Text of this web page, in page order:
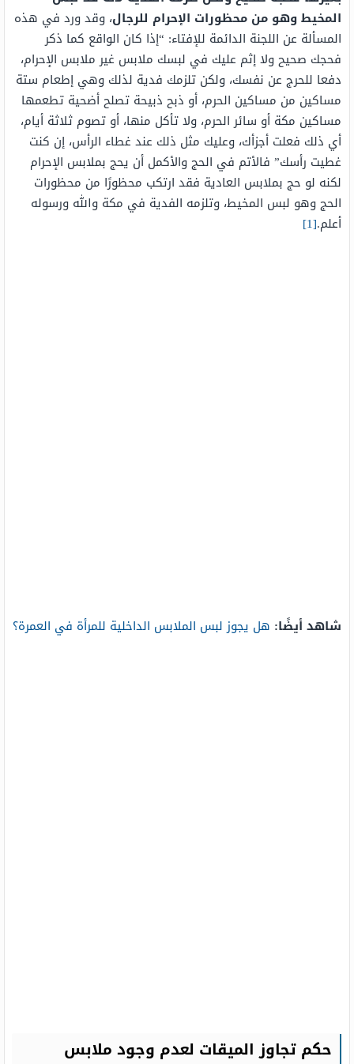
المخيط وهو من محظورات الإحرام للرجال، وقد ورد في هذه
المسألة عن اللجنة الدائمة للإفتاء: “إذا كان الواقع كما ذكر
فحجك صحيح ولا إثم عليك في لبسك ملابس غير ملابس الإحرام،
دفعا للحرج عن نفسك، ولكن تلزمك فدية لذلك وهي إطعام ستة
مساكين من مساكين الحرم، أو ذبح ذبيحة تصلح أضحية تطعمها
مساكين مكة أو سائر الحرم، ولا تأكل منها، أو تصوم ثلاثة أيام،
أي ذلك فعلت أجزأك، وعليك مثل ذلك عند غطاء الرأس، إن كنت
غطيت رأسك” فالأتم في الحج والأكمل أن يحج بملابس الإحرام
لكنه لو حج بملابس العادية فقد ارتكب محظورًا من محظورات
الحج وهو لبس المخيط، وتلزمه الفدية في مكة والله ورسوله
أعلم.[1]
شاهد أيضًا: هل يجوز لبس الملابس الداخلية للمرأة في العمرة؟
حكم تجاوز الميقات لعدم وجود ملابس